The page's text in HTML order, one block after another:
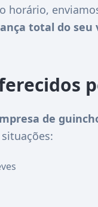
horário,
total do seu
de